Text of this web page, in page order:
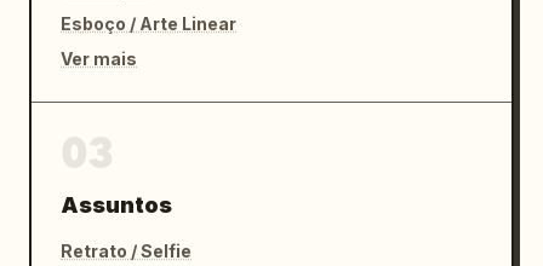
Esboço / Arte Linear
Ver mais
Assuntos
Retrato / Selfie